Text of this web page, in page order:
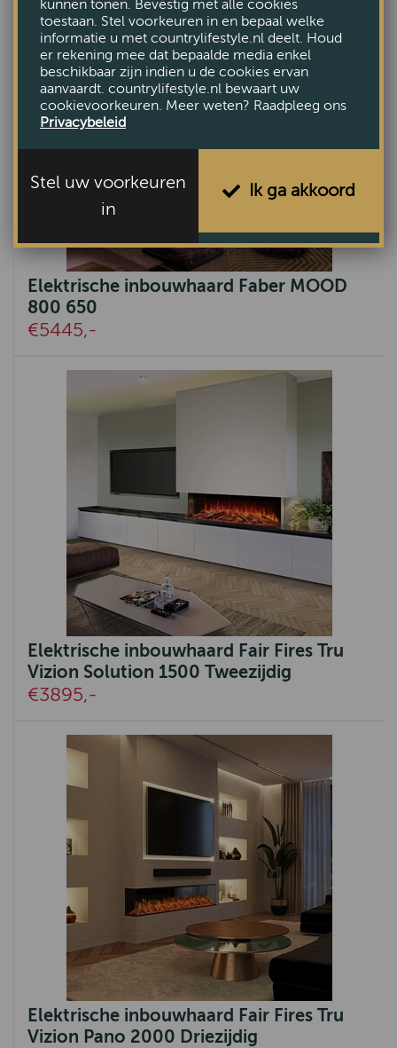
Elektrische inbouwhaard Faber MOOD
800 650
€5445,-
Elektrische inbouwhaard Fair Fires Tru
Vizion Solution 1500 Tweezijdig
€3895,-
Elektrische inbouwhaard Fair Fires Tru
Vizion Pano 2000 Driezijdig
kunnen tonen. Bevestig met alle cookies
toestaan. Stel voorkeuren in en bepaal welke
informatie u met countrylifestyle.nl deelt. Houd
er rekening mee dat bepaalde media enkel
beschikbaar zijn indien u de cookies ervan
aanvaardt. countrylifestyle.nl bewaart uw
cookievoorkeuren. Meer weten? Raadpleeg ons
Privacybeleid
Stel uw voorkeuren
in
Ik ga akkoord